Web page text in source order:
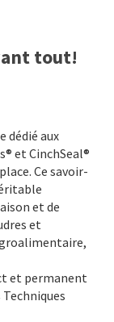
tout!
dédié aux
et CinchSeal®
Ce savoir-
et de
et
et permanent